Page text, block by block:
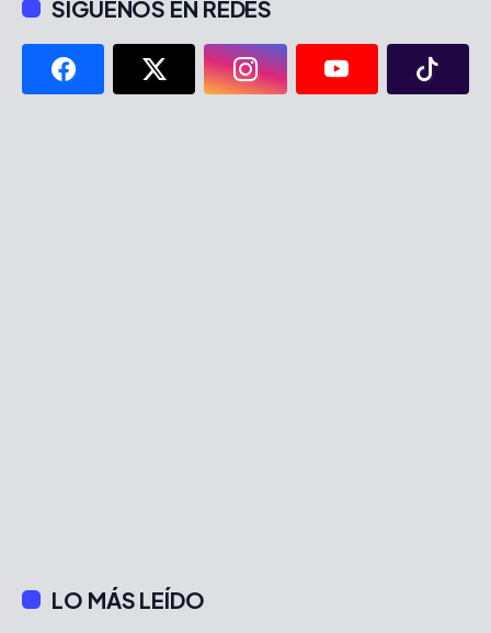
SÍGUENOS EN REDES
LO MÁS LEÍDO